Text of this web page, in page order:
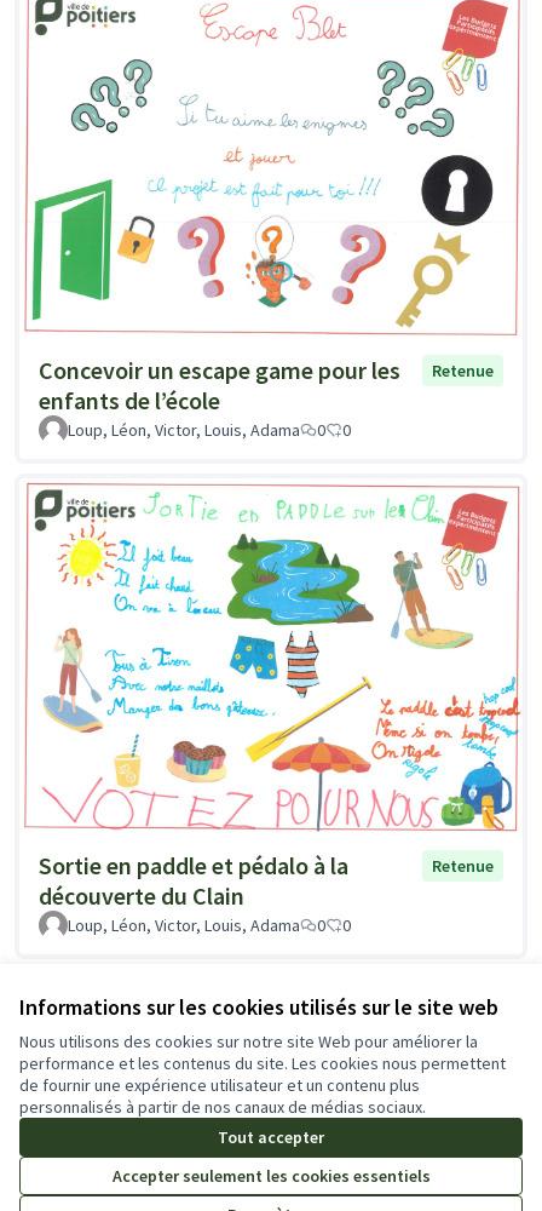
Informations sur les cookies utilisés sur le site web
Nous utilisons des cookies sur notre site Web pour améliorer la
performance et les contenus du site. Les cookies nous permettent
de fournir une expérience utilisateur et un contenu plus
personnalisés à partir de nos canaux de médias sociaux.
Tout accepter
Accepter seulement les cookies essentiels
Concevoir un escape game pour les
enfants de l’école
Retenue
Loup, Léon, Victor, Louis, Adama 0 0
Sortie en paddle et pédalo à la
découverte du Clain
Retenue
Loup, Léon, Victor, Louis, Adama 0 0
Voir toutes les propositions retirées
Conditions d'utilisation
Paramètres des cookies
Licence
(Lien